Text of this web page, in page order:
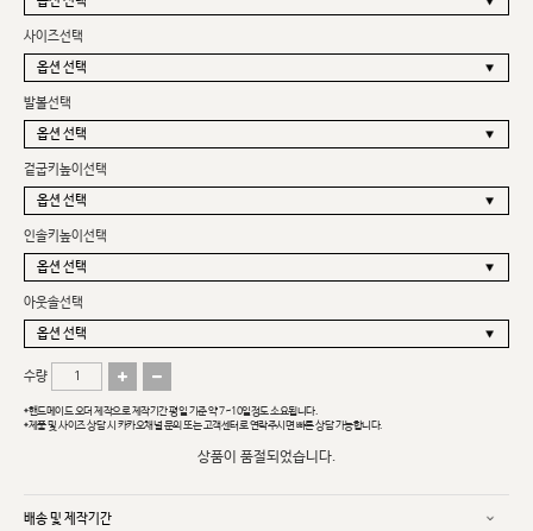
사이즈선택
발볼선택
겉굽키높이선택
인솔키높이선택
아웃솔선택
수량
*핸드메이드 오더 제작으로 제작기간 평일 기준 약 7~10일정도 소요됩니다.
*제품 및 사이즈 상담 시 카카오채널 문의 또는 고객센터로 연락주시면 빠른 상담 가능합니다.
상품이 품절되었습니다.
배송 및 제작기간